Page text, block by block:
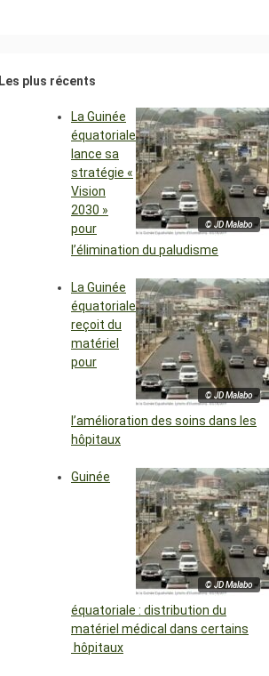
Les plus récents
© JD Malabo
La Guinée
équatoriale
lance sa
stratégie «
Vision
2030 »
pour
l’élimination du paludisme
© JD Malabo
La Guinée
équatoriale
reçoit du
matériel
pour
l’amélioration des soins dans les
hôpitaux
© JD Malabo
Guinée
équatoriale : distribution du
matériel médical dans certains
hôpitaux